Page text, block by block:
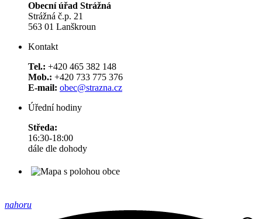
Obecní úřad Strážná
Strážná č.p. 21
563 01 Lanškroun
Kontakt
Tel.: +420 465 382 148
Mob.: +420 733 775 376
E-mail: obec@strazna.cz
Úřední hodiny
Středa:
16:30-18:00
dále dle dohody
nahoru